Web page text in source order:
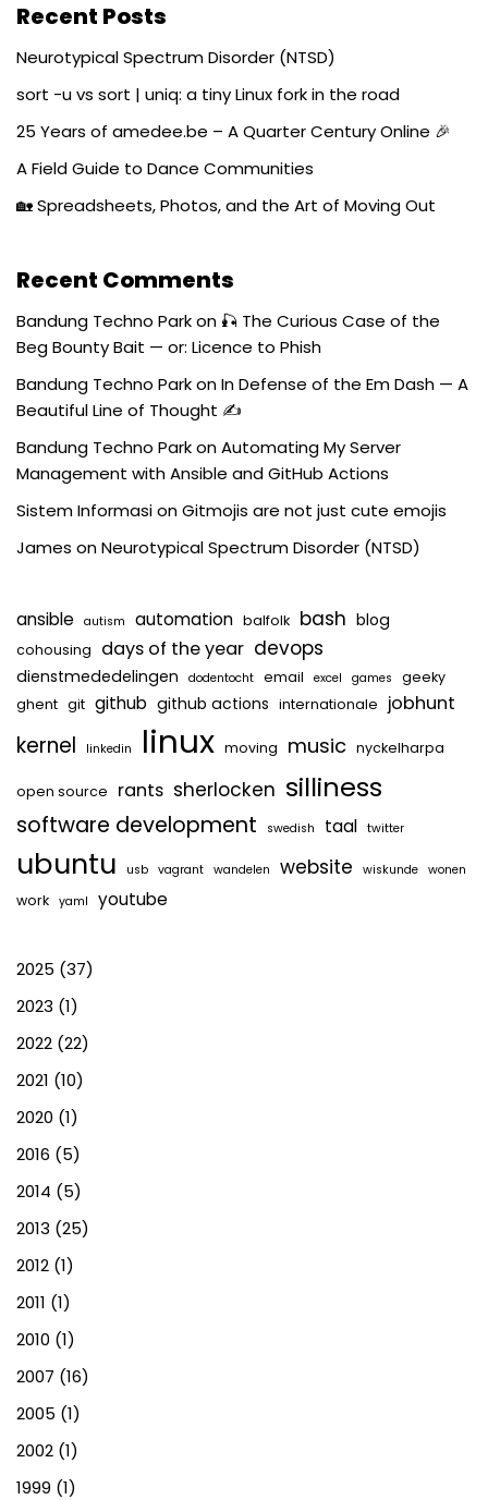
Recent Posts
Neurotypical Spectrum Disorder (NTSD)
sort -u vs sort | uniq: a tiny Linux fork in the road
25 Years of amedee.be – A Quarter Century Online 🎉
A Field Guide to Dance Communities
🏡 Spreadsheets, Photos, and the Art of Moving Out
Recent Comments
Bandung Techno Parkon 🎣 The Curious Case of the
Beg Bounty Bait — or: Licence to Phish
Bandung Techno ParkonIn Defense of the Em Dash — A
Beautiful Line of Thought ✍️
Bandung Techno ParkonAutomating My Server
Management with Ansible and GitHub Actions
Sistem InformasionGitmojis are not just cute emojis
James onNeurotypical Spectrum Disorder (NTSD)
ansible autism automation balfolk bash blog
cohousing days of the year devops
dienstmededelingen dodentocht email excel games
geeky
ghent git github github actions internationale jobhunt
kernel linkedin linux moving music nyckelharpa
open source rants sherlocken silliness
software development swedish taal twitter
ubuntu usb vagrant wandelen website wiskunde wonen
work yaml youtube
2025 (37)
2023 (1)
2022 (22)
2021 (10)
2020 (1)
2016 (5)
2014 (5)
2013 (25)
2012 (1)
2011 (1)
2010 (1)
2007 (16)
2005 (1)
2002 (1)
1999 (1)